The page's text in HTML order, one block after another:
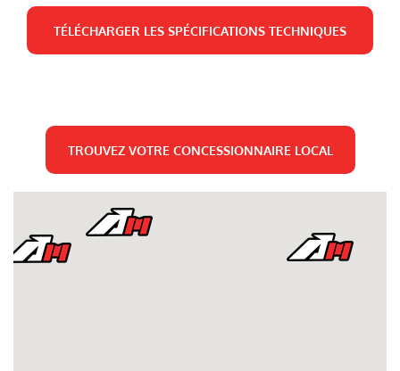
TÉLÉCHARGER LES SPÉCIFICATIONS TECHNIQUES
TROUVEZ VOTRE CONCESSIONNAIRE LOCAL